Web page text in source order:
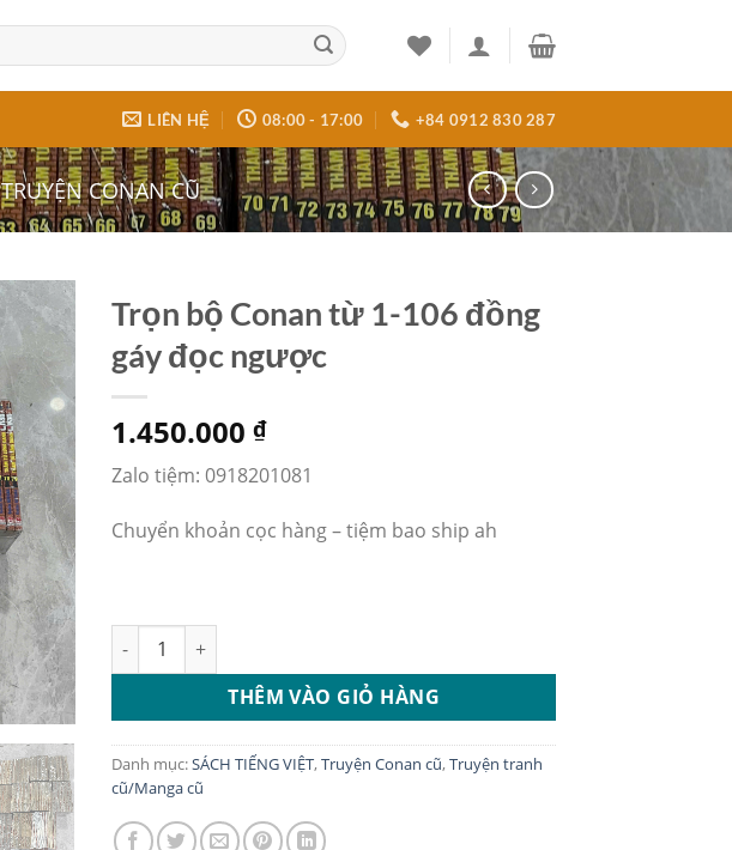
LIÊN HỆ 08:00 - 17:00 +84 0912 830 287
TRUYỆN CONAN CŨ
Trọn bộ Conan từ 1-106 đồng
gáy đọc ngược
1.450.000₫
Zalo tiệm: 0918201081
Chuyển khoản cọc hàng – tiệm bao ship ah
Trọn bộ Conan từ 1-106 đồng gáy đọc ngược số lượng
THÊM VÀO GIỎ HÀNG
Danh mục:SÁCH TIẾNG VIỆT,Truyện Conan cũ,Truyện tranh
cũ/Manga cũ